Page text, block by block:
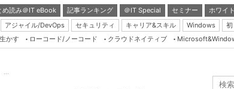
め読み＠IT eBook 記事ランキング ＠IT Special セミナー
ホワイ
アジャイル/DevOps セキュリティ キャリア&スキル Windows 初
Server & Storage
かす ローコード/ノーコード クラウドネイティブ
...